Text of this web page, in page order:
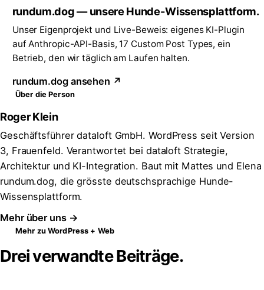
rundum.dog — unsere Hunde-Wissensplattform.
Unser Eigenprojekt und Live-Beweis: eigenes KI-Plugin
auf Anthropic-API-Basis, 17 Custom Post Types, ein
Betrieb, den wir täglich am Laufen halten.
rundum.dog ansehen ↗
Über die Person
Roger Klein
Geschäftsführer dataloft GmbH. WordPress seit Version
3, Frauenfeld. Verantwortet bei dataloft Strategie,
Architektur und KI-Integration. Baut mit Mattes und Elena
rundum.dog, die grösste deutschsprachige Hunde-
Wissensplattform.
Mehr über uns →
Mehr zu WordPress + Web
Drei verwandte Beiträge.